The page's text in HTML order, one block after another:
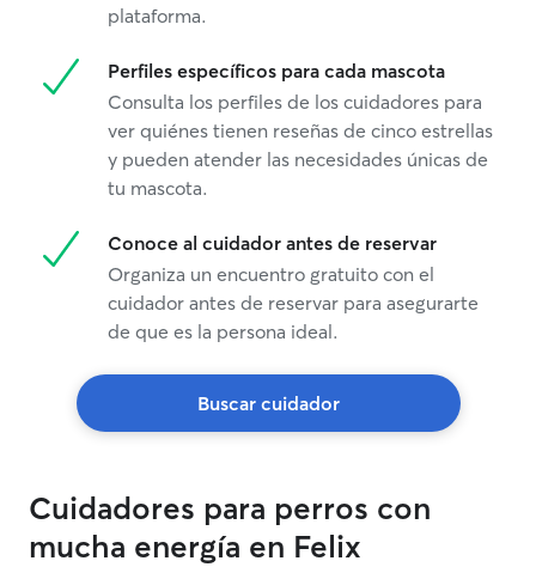
plataforma.
Perfiles específicos para cada mascota
Consulta los perfiles de los cuidadores para
ver quiénes tienen reseñas de cinco estrellas
y pueden atender las necesidades únicas de
tu mascota.
Conoce al cuidador antes de reservar
Organiza un encuentro gratuito con el
cuidador antes de reservar para asegurarte
de que es la persona ideal.
Buscar cuidador
Cuidadores para perros con
mucha energía en Felix